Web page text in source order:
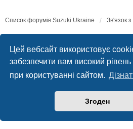
Цей вебсайт використовує
забезпечити вам високий
при користуванні сайтом.
Згоден
Список форумів Suzuki Ukraine Зв'язок з
Конфіденційність|Умови